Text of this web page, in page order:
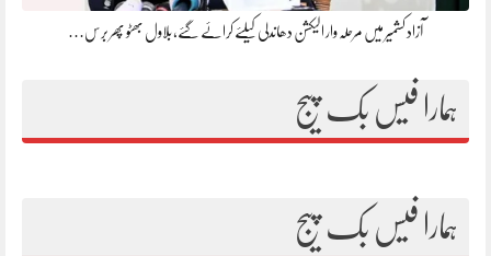
آزاد کشمیر میں مرحلہ وار الیکشن دھاندلی کیلئے کرائے گئے، بلاول بھٹو پھر برس…
ہمارا فیس بک پیج
ہمارا فیس بک پیج